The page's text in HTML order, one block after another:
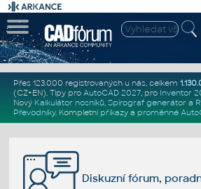
Přes 123.000 registrovaných u nás, celkem
(CZ+EN). Tipy pro AutoCAD 2027, pro Inventor
Nový Kalkulátor nosníků, Spirograf generátor a
Převodníky. Kompletní příkazya proměnné
Diskuzní fórum,